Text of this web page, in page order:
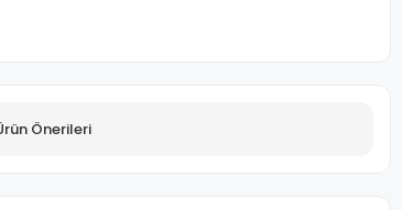
Önerileri